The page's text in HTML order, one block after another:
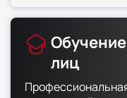
лиц